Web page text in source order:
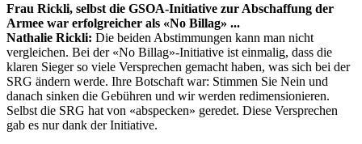
Frau Rickli, selbst die GSOA-Initiative zur Abschaffung der
Armee war erfolgreicher als «No Billag» ...
Nathalie Rickli: Die beiden Abstimmungen kann man nicht
vergleichen. Bei der «No Billag»-Initiative ist einmalig, dass die
klaren Sieger so viele Versprechen gemacht haben, was sich bei der
SRG ändern werde. Ihre Botschaft war: Stimmen Sie Nein und
danach sinken die Gebühren und wir werden redimensionieren.
Selbst die SRG hat von «abspecken» geredet. Diese Versprechen
gab es nur dank der Initiative.